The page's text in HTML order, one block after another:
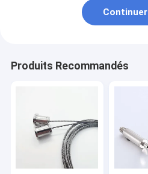
Continuer
Produits Recommandés